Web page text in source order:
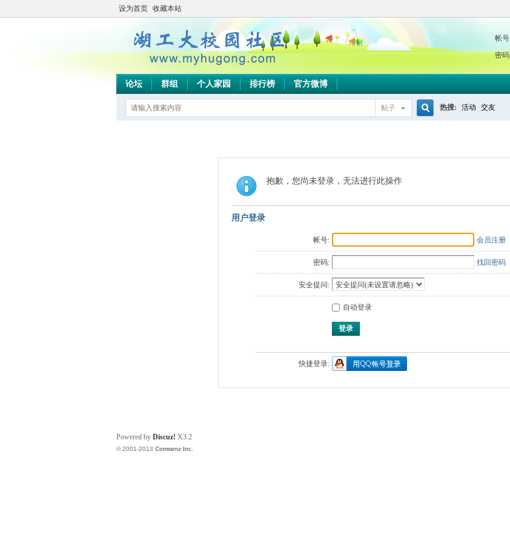
设为首页 收藏本站
帐号
密码
论坛 群组 个人家园 排行榜 官方微博
帖子 热搜: 活动 交友
抱歉，您尚未登录，无法进行此操作
用户登录
帐号: 会员注册
密码: 找回密码
安全提问:
自动登录
登录
快捷登录:
Powered by Discuz! X3.2
© 2001-2013 Comsenz Inc.